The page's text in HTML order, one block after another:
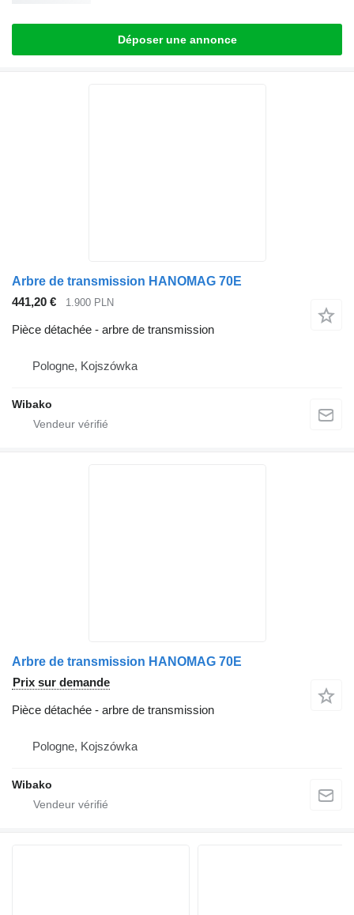
Déposer une annonce
Arbre de transmission HANOMAG 70E
441,20 €
1.900 PLN
Pièce détachée - arbre de transmission
Pologne, Kojszówka
Wibako
Arbre de transmission HANOMAG 70E
Prix sur demande
Pièce détachée - arbre de transmission
Pologne, Kojszówka
Wibako